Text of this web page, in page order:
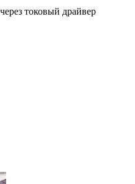
токовый драйвер